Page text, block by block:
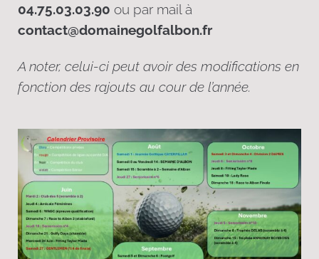
04.75.03.03.90 ou par mail à
contact@domainegolfalbon.fr
A noter, celui-ci peut avoir des modifications en
fonction des rajouts au cour de l’année.